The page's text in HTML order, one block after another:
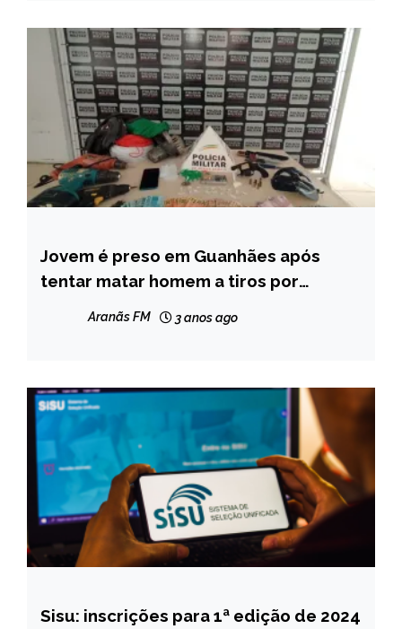
MINAS
GERAIS
NOTÍCIAS
Jovem é preso em Guanhães após
tentar matar homem a tiros por
Aranãs FM 3 anos ago
BRASIL
Sisu: inscrições para 1ª edição de 2024